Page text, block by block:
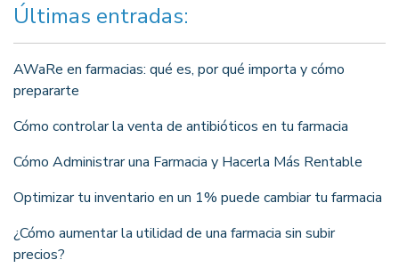
Últimas entradas:
AWaRe en farmacias: qué es, por qué importa y cómo
prepararte
Cómo controlar la venta de antibióticos en tu farmacia
Cómo Administrar una Farmacia y Hacerla Más Rentable
Optimizar tu inventario en un 1% puede cambiar tu farmacia
¿Cómo aumentar la utilidad de una farmacia sin subir
precios?